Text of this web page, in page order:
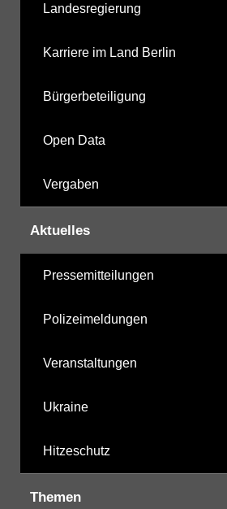
Landesregierung
Karriere im Land Berlin
Bürgerbeteiligung
Open Data
Vergaben
Aktuelles
Pressemitteilungen
Polizeimeldungen
Veranstaltungen
Ukraine
Hitzeschutz
Themen